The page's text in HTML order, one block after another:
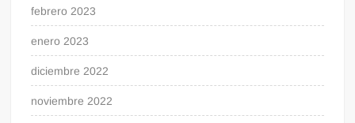
febrero 2023
enero 2023
diciembre 2022
noviembre 2022